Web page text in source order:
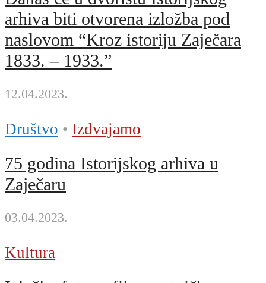
arhiva biti otvorena izložba pod
naslovom “Kroz istoriju Zaječara
1833. – 1933.”
12.04.2023.
Društvo • Izdvajamo
75 godina Istorijskog arhiva u
Zaječaru
03.04.2023.
Kultura